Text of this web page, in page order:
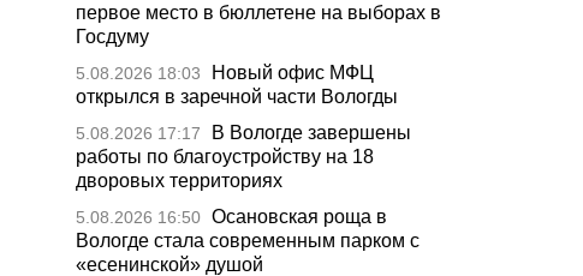
первое место в бюллетене на выборах в
Госдуму
5.08.2026 18:03
Новый офис МФЦ
открылся в заречной части Вологды
5.08.2026 17:17
В Вологде завершены
работы по благоустройству на 18
дворовых территориях
5.08.2026 16:50 Осановская роща в
Вологде стала современным парком с
«есенинской» душой